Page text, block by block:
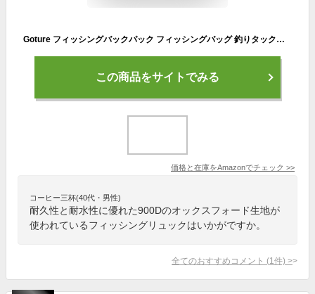
Goture フィッシングバックパック フィッシングバッグ 釣りタックルバッグ ポータブル釣りタックルボックス2個 40L 大容量 900Dオックスフォード生地 SBSジッパー 防水 断熱 拡張可能 釣りタックル収納 多機能 ポータブル コンパクト 釣り 渓流釣り 登山 アウトドア活動に最適 ブラック
この商品をサイトでみる
価格と在庫をAmazonでチェック >>
コーヒー三杯(40代・男性)
耐久性と耐水性に優れた900Dのオックスフォード生地が
使われているフィッシングリュックはいかがですか。
全てのおすすめコメント (1 件) >